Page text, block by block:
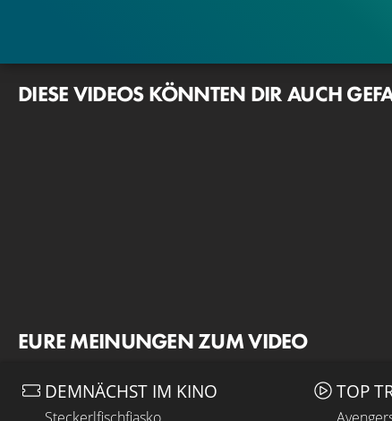
DIESE VIDEOS KÖNNTEN DIR AUCH
EURE MEINUNGEN ZUM VIDEO
DEMNÄCHST IM KINO TOP